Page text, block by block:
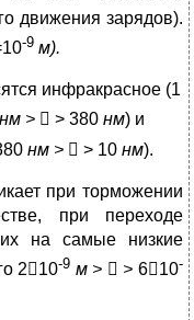
движения зарядов).
-9 м).
инфракрасное (1
нм >  > 380 нм) и
нм >  > 10 нм).
при торможении
при переходе
на самые низкие
210-9 м >  > 610-